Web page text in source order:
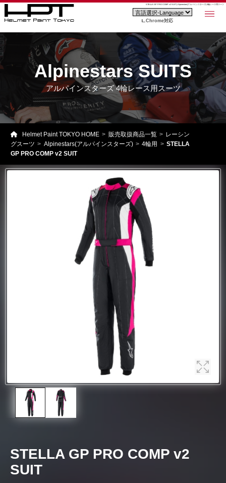
STELLA GP PRO COMP v2 SUIT | Alpinestars(アルパインスターズ) 4輪レース用スーツ
Chrome対応
Alpinestars SUITS
アルパインスターズ 4輪レース用スーツ
Helmet Paint TOKYO HOME 販売取扱商品一覧
レーシン
グスーツ
Alpinestars(アルパインスターズ) 4輪用
STELLA
GP PRO COMP v2 SUIT
STELLA GP PRO COMP v2
SUIT